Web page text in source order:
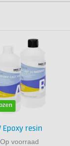
Epoxy resin
Op voorraad